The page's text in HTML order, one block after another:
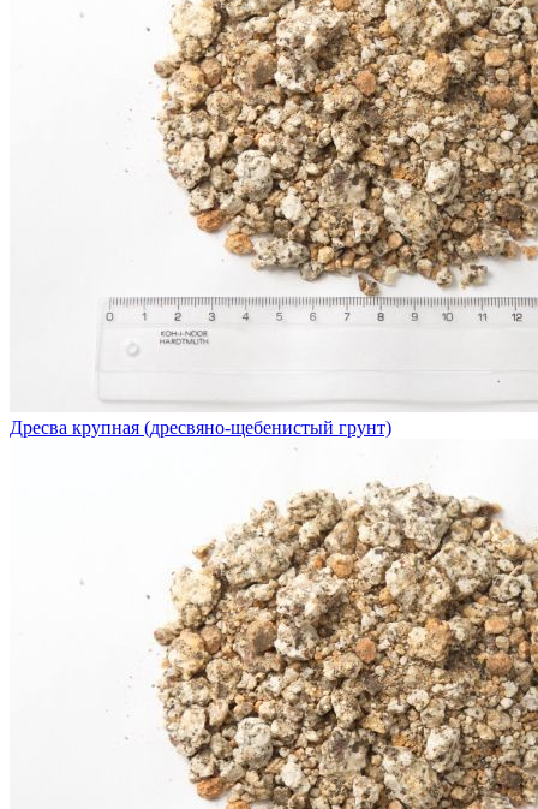
Дресва крупная (дресвяно-щебенистый грунт)